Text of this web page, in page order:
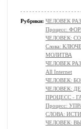
Рубрики: ЧЕЛОВЕК
Процесс:
ЧЕЛОВЕК:
Слова:
МОЛИТВА
ЧЕЛОВЕК
All Internet
ЧЕЛОВЕК:
ЧЕЛОВЕК:
ПРОЦЕСС -
Процесс:
СЛОВА:
ЧЕЛОВЕК: